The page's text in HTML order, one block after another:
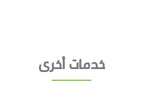
خدمات أخرى